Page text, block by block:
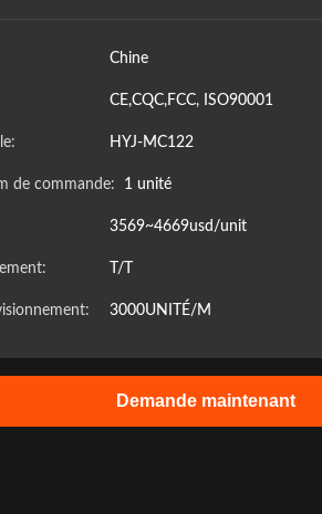
Chine
CE,CQC,FCC, ISO90001
HYJ-MC122
de commande: 1 unité
3569~4669usd/unit
T/T
3000UNITÉ/M
Demande maintenant